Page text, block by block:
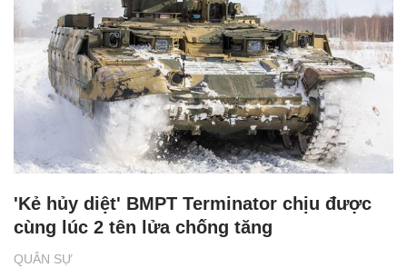
QUÂN SỰ
'Kẻ hủy diệt' BMPT Terminator chịu được
cùng lúc 2 tên lửa chống tăng